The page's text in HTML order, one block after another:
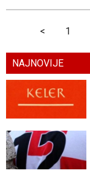
< 1
NAJNOVIJE